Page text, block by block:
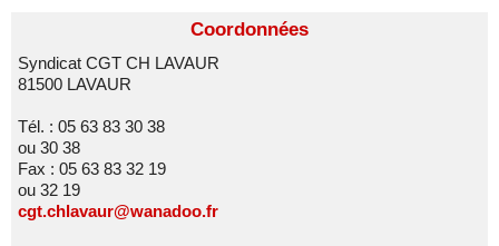
Coordonnées
Syndicat CGT CH LAVAUR
81500 LAVAUR
Tél. : 05 63 83 30 38
ou 30 38
Fax : 05 63 83 32 19
ou 32 19
cgt.chlavaur@wanadoo.fr